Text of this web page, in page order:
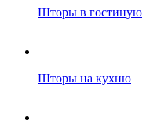
Шторы в гостиную
Шторы на кухню